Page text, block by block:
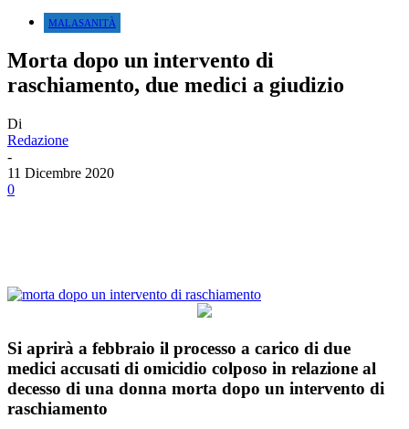
MALASANITÀ
Morta dopo un intervento di
raschiamento, due medici a giudizio
Di
Redazione
-
11 Dicembre 2020
0
Si aprirà a febbraio il processo a carico di due
medici accusati di omicidio colposo in relazione al
decesso di una donna morta dopo un intervento di
raschiamento